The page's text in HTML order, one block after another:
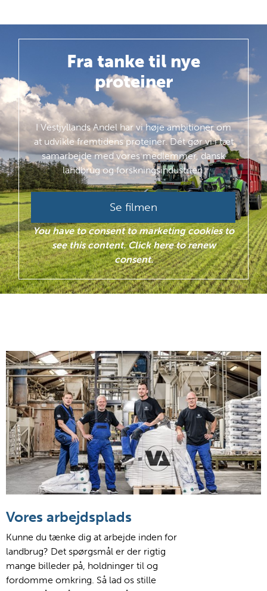
Fra tanke til nye
proteiner
I Vestjyllands Andel har vi høje ambitioner om
at udvikle fremtidens proteiner. Dét gør vi i tæt
samarbejde med vores medlemmer, dansk
landbrug og forskningsindustrien.
Se filmen
You have to consent to marketing cookies to
see this content. Click here to renew
consent.
Vores arbejdsplads
Kunne du tænke dig at arbejde inden for
landbrug? Det spørgsmål er der rigtig
mange billeder på, holdninger til og
fordomme omkring. Så lad os stille